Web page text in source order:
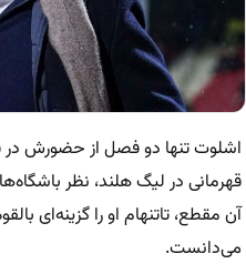
اشلوت تنها دو فصل از حضورش در
قهرمانی در لیگ هلند، نظر
آن مقطع، تاتنهام او را گزینه‌ای
می‌دانست.